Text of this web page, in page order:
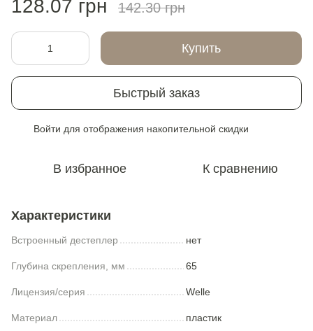
128.07 грн 142.30 грн
Купить
Быстрый заказ
Войти для отображения накопительной скидки
В избранное К сравнению
Характеристики
Встроенный дестеплер нет
Глубина скрепления, мм 65
Лицензия/серия Welle
Материал пластик